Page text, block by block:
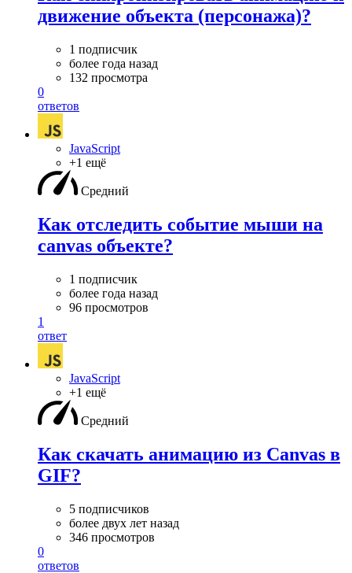
движение объекта (персонажа)?
1 подписчик
более года назад
132 просмотра
0
ответов
JavaScript
+1 ещё
Средний
Как отследить событие мыши на
canvas объекте?
1 подписчик
более года назад
96 просмотров
1
ответ
JavaScript
+1 ещё
Средний
Как скачать анимацию из Canvas в
GIF?
5 подписчиков
более двух лет назад
346 просмотров
0
ответов